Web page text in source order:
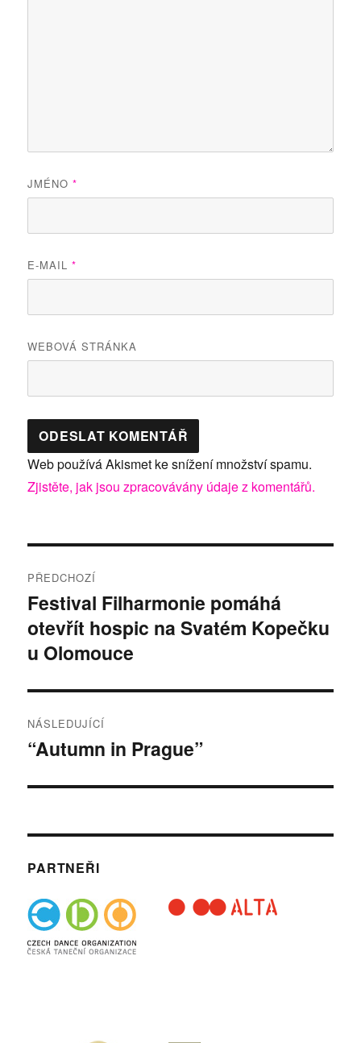
JMÉNO*
E-MAIL*
WEBOVÁ STRÁNKA
Web používá Akismet ke snížení množství spamu.
Zjistěte, jak jsou zpracovávány údaje z komentářů.
pro
příspěvek
PŘEDCHOZÍ
Předchozí
příspěvek:
Festival Filharmonie pomáhá
otevřít hospic na Svatém Kopečku
u Olomouce
NÁSLEDUJÍCÍ
Následující
“Autumn in Prague”
PARTNEŘI